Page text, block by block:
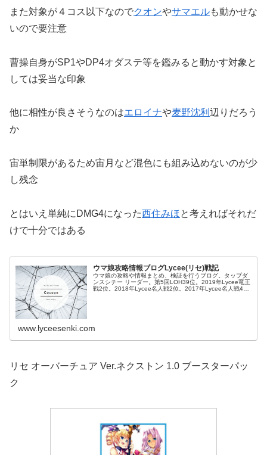
また対象が４コス以下なのでクオンやサマエルも動かせな
いので要注意
曹操自身がSP1やDP4オダステ等を鑑みると動かす対象と
しては妥当な印象
他に相性が良さそうなのはエロイナや麦野沈利 辺りだろう
か
宙単制限があるため宙月など混色にも組み込めないのが少
し残念
とはいえ単純にDMG4になった西住みほと考えればそれだ
けで十分ではある
ウマ娘攻略情報ブログLycee(リセ)戦記
ウマ娘の攻略や情報まとめ、検証を行うブログ。タップダ
ンスシチー リーダー。第5回LOH39位。2019年Lycee竜王
戦2位。2018年Lycee名人戦2位。2017年Lycee名人戦4
www.lyceesenki.com
リセ オーバーチュア Ver.ネクストン 1.0 ブースターパッ
ク